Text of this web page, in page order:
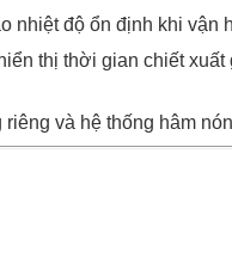
nhiệt độ ổn định khi vận
thị thời gian chiết xuất
và hệ thống hâm